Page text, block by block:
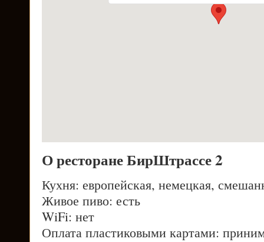
О ресторане БирШтрассе 2
Кухня: европейская, немецкая,
Живое пиво: есть
WiFi: нет
Оплата пластиковыми картами: